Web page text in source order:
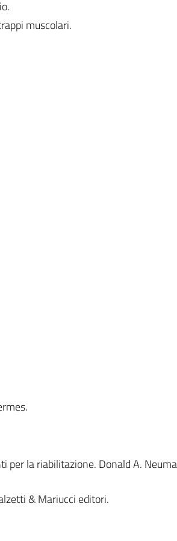
muscolari.
per la riabilitazione. Donald A.
& Mariucci editori.